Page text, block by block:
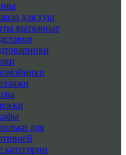
для туш
вытяжные
для
категории